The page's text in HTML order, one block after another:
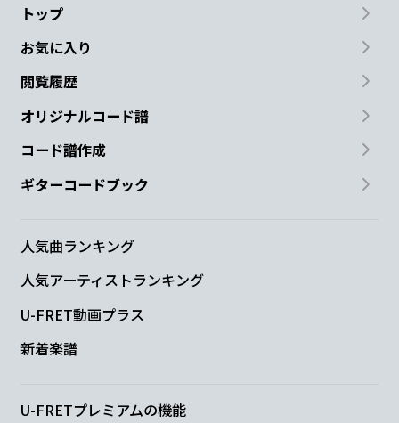
トップ
お気に入り
閲覧履歴
オリジナルコード譜
コード譜作成
ギターコードブック
人気曲ランキング
人気アーティストランキング
U-FRET動画プラス
新着楽譜
U-FRETプレミアムの機能